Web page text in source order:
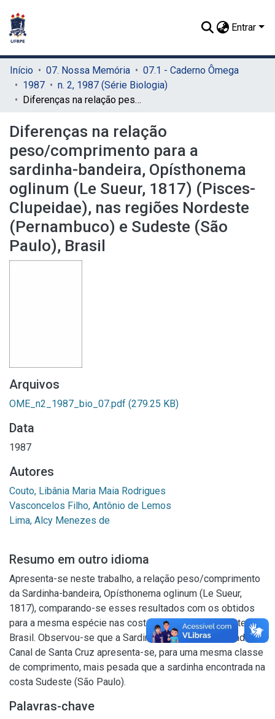
Entrar
Início 07. Nossa Memória
07.1 - Caderno Ômega
1987
n. 2, 1987 (Série Biologia)
Diferenças na relação peso/comprimento para a sardinha-bandeira, Opísthonema oglinum (Le Sueur, 1817) (Pisces-Clupeidae), nas regiões Nordeste (Pernambuco) e Sudeste (São Paulo), Brasil
Diferenças na relação
peso/comprimento para a
sardinha-bandeira, Opísthonema
oglinum (Le Sueur, 1817) (Pisces-
Clupeidae), nas regiões Nordeste
(Pernambuco) e Sudeste (São
Paulo), Brasil
Arquivos
OME_n2_1987_bio_07.pdf (279.25 KB)
Data
1987
Autores
Couto, Libânia Maria Maia Rodrigues
Vasconcelos Filho, Antônio de Lemos
Lima, Alcy Menezes de
Resumo em outro idioma
Apresenta-se neste trabalho, a relação peso/comprimento
da Sardinha-bandeira, Opísthonema oglinum (Le Sueur,
1817), comparando-se esses resultados com os obtidos
para a mesma espécie nas costas Sudeste e Nordeste do
Brasil. Observou-se que a Sardinha-bandeira encontrada no
Canal de Santa Cruz apresenta-se, para uma mesma classe
de comprimento, mais pesada que a sardinha encontrada na
costa Sudeste (São Paulo).
Palavras-chave